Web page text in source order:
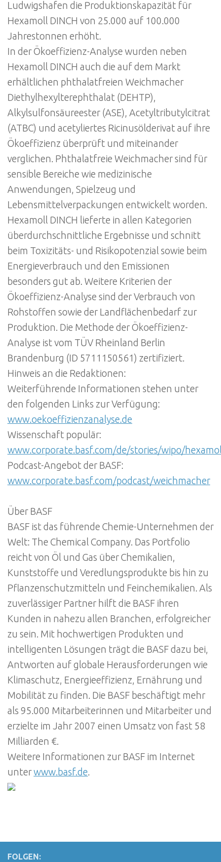
Ludwigshafen die Produktionskapazität für
Hexamoll DINCH von 25.000 auf 100.000
Jahrestonnen erhöht.
In der Ökoeffizienz-Analyse wurden neben
Hexamoll DINCH auch die auf dem Markt
erhältlichen phthalatfreien Weichmacher
Diethylhexylterephthalat (DEHTP),
Alkylsulfonsäureester (ASE), Acetyltributylcitrat
(ATBC) und acetyliertes Ricinusölderivat auf ihre
Ökoeffizienz überprüft und miteinander
verglichen. Phthalatfreie Weichmacher sind für
sensible Bereiche wie medizinische
Anwendungen, Spielzeug und
Lebensmittelverpackungen entwickelt worden.
Hexamoll DINCH lieferte in allen Kategorien
überdurchschnittliche Ergebnisse und schnitt
beim Toxizitäts- und Risikopotenzial sowie beim
Energieverbrauch und den Emissionen
besonders gut ab. Weitere Kriterien der
Ökoeffizienz-Analyse sind der Verbrauch von
Rohstoffen sowie der Landflächenbedarf zur
Produktion. Die Methode der Ökoeffizienz-
Analyse ist vom TÜV Rheinland Berlin
Brandenburg (ID 5711150561) zertifiziert.
Hinweis an die Redaktionen:
Weiterführende Informationen stehen unter
den folgenden Links zur Verfügung:
www.oekoeffizienzanalyse.de
Wissenschaft populär:
www.corporate.basf.com/de/stories/wipo/
Podcast-Angebot der BASF:
www.corporate.basf.com/podcast/weichmacher
Über BASF
BASF ist das führende Chemie-Unternehmen der
Welt: The Chemical Company. Das Portfolio
reicht von Öl und Gas über Chemikalien,
Kunststoffe und Veredlungsprodukte bis hin zu
Pflanzenschutzmitteln und Feinchemikalien. Als
zuverlässiger Partner hilft die BASF ihren
Kunden in nahezu allen Branchen, erfolgreicher
zu sein. Mit hochwertigen Produkten und
intelligenten Lösungen trägt die BASF dazu bei,
Antworten auf globale Herausforderungen wie
Klimaschutz, Energieeffizienz, Ernährung und
Mobilität zu finden. Die BASF beschäftigt mehr
als 95.000 Mitarbeiterinnen und Mitarbeiter und
erzielte im Jahr 2007 einen Umsatz von fast 58
Milliarden €.
Weitere Informationen zur BASF im Internet
unterwww.basf.de.
FOLGEN: